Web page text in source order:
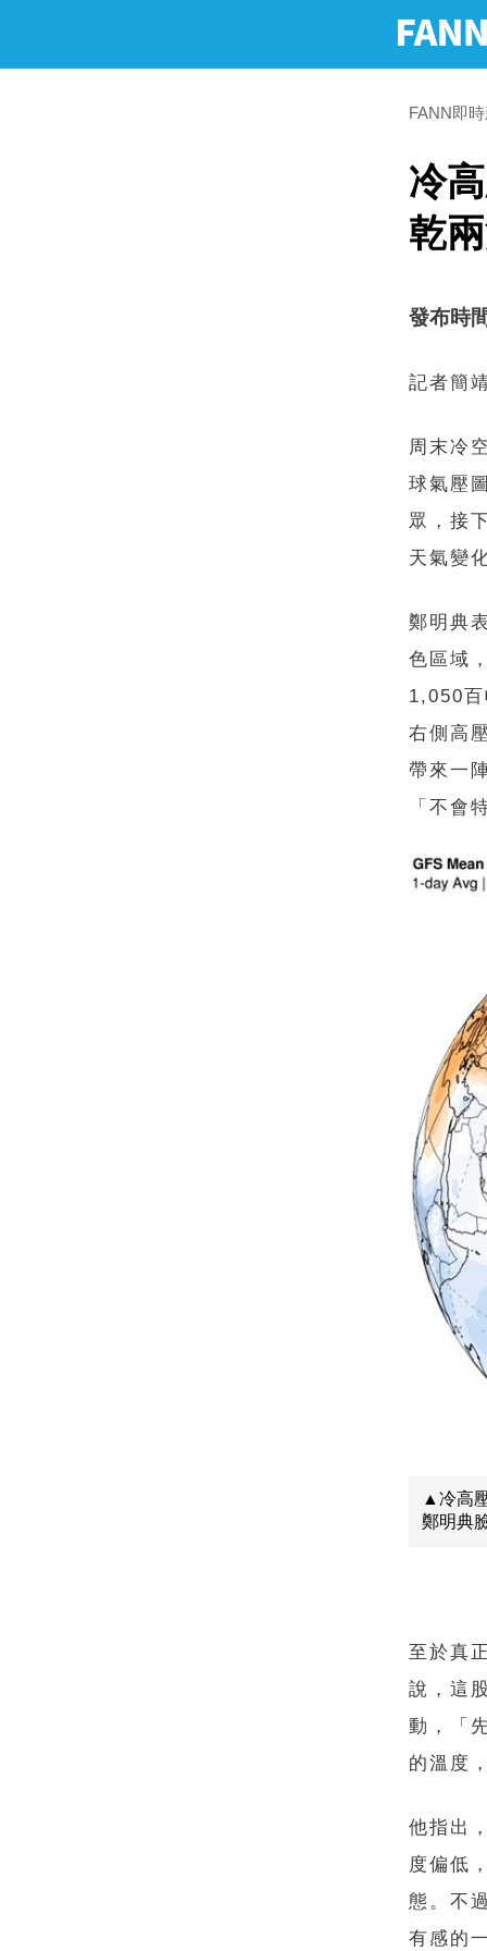
FANN即
冷
乾
發布時
記者簡
周末冷
球氣壓
眾，接
天氣變
鄭明典
色區域
1,050
右側高
帶來一
「不會
▲冷高
鄭明典
至於真
說，這
動，「
的溫度
他指出
度偏低
態。不
有感的